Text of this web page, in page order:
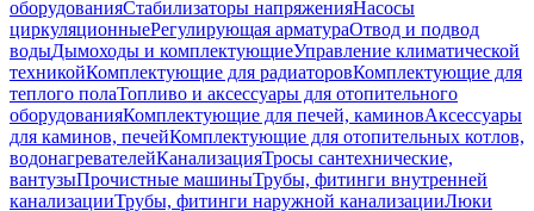
оборудованияСтабилизаторы напряженияНасосы
циркуляционныеРегулирующая арматураОтвод и подвод
водыДымоходы и комплектующиеУправление климатической
техникойКомплектующие для радиаторовКомплектующие для
теплого полаТопливо и аксессуары для отопительного
оборудованияКомплектующие для печей, каминовАксессуары
для каминов, печейКомплектующие для отопительных котлов,
водонагревателейКанализацияТросы сантехнические,
вантузыПрочистные машиныТрубы, фитинги внутренней
канализацииТрубы, фитинги наружной канализацииЛюки